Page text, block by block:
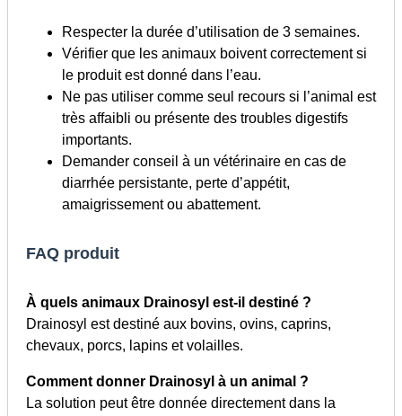
Respecter la durée d’utilisation de 3 semaines.
Vérifier que les animaux boivent correctement si
le produit est donné dans l’eau.
Ne pas utiliser comme seul recours si l’animal est
très affaibli ou présente des troubles digestifs
importants.
Demander conseil à un vétérinaire en cas de
diarrhée persistante, perte d’appétit,
amaigrissement ou abattement.
FAQ produit
À quels animaux Drainosyl est-il destiné ?
Drainosyl est destiné aux bovins, ovins, caprins,
chevaux, porcs, lapins et volailles.
Comment donner Drainosyl à un animal ?
La solution peut être donnée directement dans la